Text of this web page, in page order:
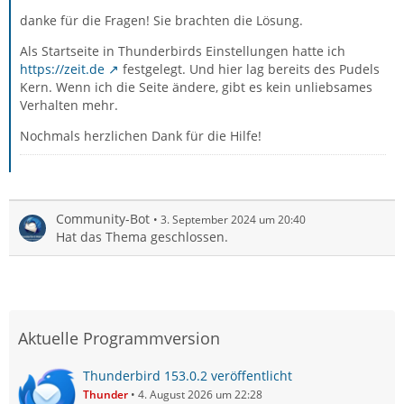
danke für die Fragen! Sie brachten die Lösung.
Als Startseite in Thunderbirds Einstellungen hatte ich
https://zeit.de
festgelegt. Und hier lag bereits des Pudels
Kern. Wenn ich die Seite ändere, gibt es kein unliebsames
Verhalten mehr.
Nochmals herzlichen Dank für die Hilfe!
Community-Bot 3. September 2024 um 20:40
Hat das Thema geschlossen.
Aktuelle Programmversion
Thunderbird 153.0.2 veröffentlicht
Thunder 4. August 2026 um 22:28